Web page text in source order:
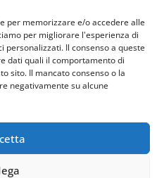
per memorizzare e/o accedere alle
per migliorare l'esperienza di
personalizzati. Il consenso a queste
dati quali il comportamento di
sito. Il mancato consenso o la
negativamente su alcune